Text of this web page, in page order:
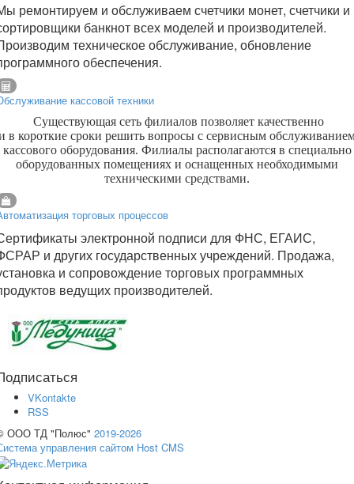
ремонтируем и обслуживаем счетчики монет, счетчики и
банкнот всех моделей и производителей.
техническое обслуживание, обновление
обеспечения.
кассовой техники
Существующая сеть филиалов позволяет качественно
в короткие сроки решить вопросы с сервисным
кассового оборудования. Филиалы располагаются в специально
оборудованных помещениях и оснащенных необходимыми
техническими средствами.
торговых процессов
электронной подписи для ФНС, ЕГАИС,
и других государственных учреждений. Продажа,
и сопровождение торговых программных
ведущих производителей.
VKontakte
RSS
ООО ТД "Полюс" 2019-2026
управления сайтом Host CMS